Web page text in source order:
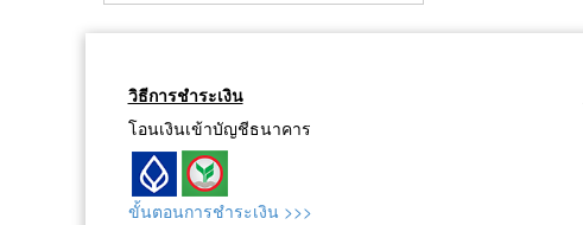
วิธีการชำระเงิน
โอนเงินเข้าบัญชีธนาคาร
ขั้นตอนการชำระเงิน >>>